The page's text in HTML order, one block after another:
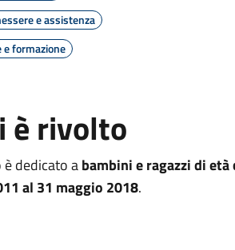
e assistenza
e formazione
è rivolto
dedicato abambini e ragazzi di
al 31 maggio 2018.